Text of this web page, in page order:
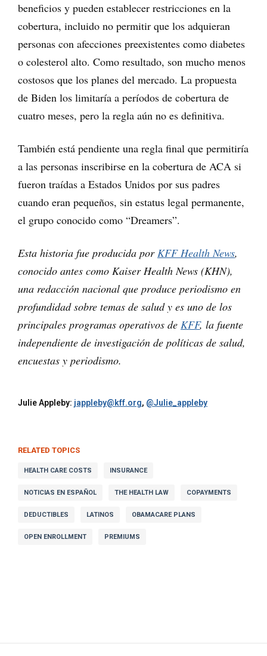
beneficios y pueden establecer restricciones en la
cobertura, incluido no permitir que los adquieran
personas con afecciones preexistentes como diabetes
o colesterol alto. Como resultado, son mucho menos
costosos que los planes del mercado. La propuesta
de Biden los limitaría a períodos de cobertura de
cuatro meses, pero la regla aún no es definitiva.
También está pendiente una regla final que permitiría
a las personas inscribirse en la cobertura de ACA si
fueron traídas a Estados Unidos por sus padres
cuando eran pequeños, sin estatus legal permanente,
el grupo conocido como “Dreamers”.
Esta historia fue producida porKFF Health News,
conocido antes como Kaiser Health News (KHN),
una redacción nacional que produce periodismo en
profundidad sobre temas de salud y es uno de los
principales programas operativos de KFF, la fuente
independiente de investigación de políticas de salud,
encuestas y periodismo.
Julie Appleby: jappleby@kff.org, @Julie_appleby
RELATED TOPICS
HEALTH CARE COSTS INSURANCE
NOTICIAS EN ESPAÑOL THE HEALTH LAW COPAYMENTS
DEDUCTIBLES LATINOS OBAMACARE PLANS
OPEN ENROLLMENT PREMIUMS